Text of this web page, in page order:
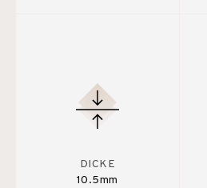
DICKE
10.5mm